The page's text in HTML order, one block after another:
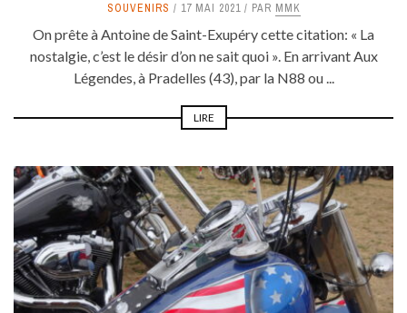
SOUVENIRS 17 MAI 2021 PAR MMK
On prête à Antoine de Saint-Exupéry cette citation: « La
nostalgie, c’est le désir d’on ne sait quoi ». En arrivant Aux
Légendes, à Pradelles (43), par la N88 ou ...
LIRE